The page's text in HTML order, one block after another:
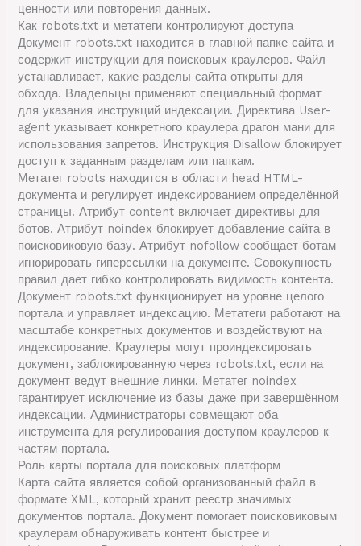
ценности или повторения данных.
Как robots.txt и метатеги контролируют доступа
Документ robots.txt находится в главной папке сайта и
содержит инструкции для поисковых краулеров. Файл
устанавливает, какие разделы сайта открыты для
обхода. Владельцы применяют специальный формат
для указания инструкций индексации. Директива User-
agent указывает конкретного краулера драгон мани для
использования запретов. Инструкция Disallow блокирует
доступ к заданным разделам или папкам.
Метатег robots находится в области head HTML-
документа и регулирует индексированием определённой
страницы. Атрибут content включает директивы для
ботов. Атрибут noindex блокирует добавление сайта в
поисковиковую базу. Атрибут nofollow сообщает ботам
игнорировать гиперссылки на документе. Совокупность
правил дает гибко контролировать видимость контента.
Документ robots.txt функционирует на уровне целого
портала и управляет индексацию. Метатеги работают на
масштабе конкретных документов и воздействуют на
индексирование. Краулеры могут проиндексировать
документ, заблокированную через robots.txt, если на
документ ведут внешние линки. Метатег noindex
гарантирует исключение из базы даже при завершённом
индексации. Администраторы совмещают оба
инструмента для регулирования доступом краулеров к
частям портала.
Роль карты портала для поисковых платформ
Карта сайта является собой организованный файл в
формате XML, который хранит реестр значимых
документов портала. Документ помогает поисковиковым
краулерам обнаруживать контент быстрее и